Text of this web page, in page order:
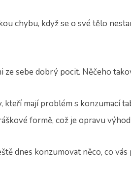
chybu, když se o své tělo
ze sebe dobrý pocit. Něčeho
kteří mají problém s konzumací
formě, což je opravu
dnes konzumovat něco, co vás